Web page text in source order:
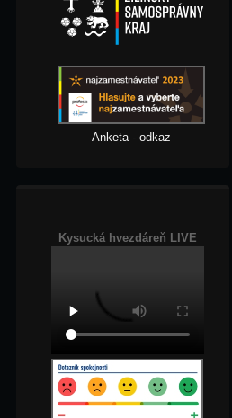
Anketa - odkaz
Kysucká hvezdáreň LIVE